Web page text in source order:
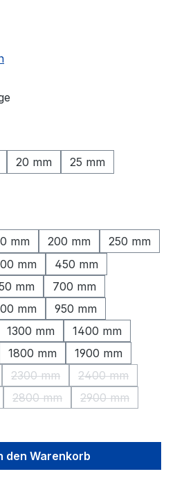
20 mm
25 mm
verfügbar.)
mm 200 mm
250 mm
mm
450 mm
mm
700 mm
mm
950 mm
1300 mm
1400 mm
1800 mm
1900 mm
nicht verfügbar.)
ist zurzeit nicht verfügbar.)
2300 mm
(Diese Option ist zurzeit nicht
2400 mm
(Diese Option
nicht verfügbar.)
ist zurzeit nicht verfügbar.)
2800 mm
(Diese Option ist zurzeit nicht
2900 mm
(Diese Option
Wert
den Warenkorb